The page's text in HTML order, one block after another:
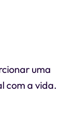
uma
com a vida.